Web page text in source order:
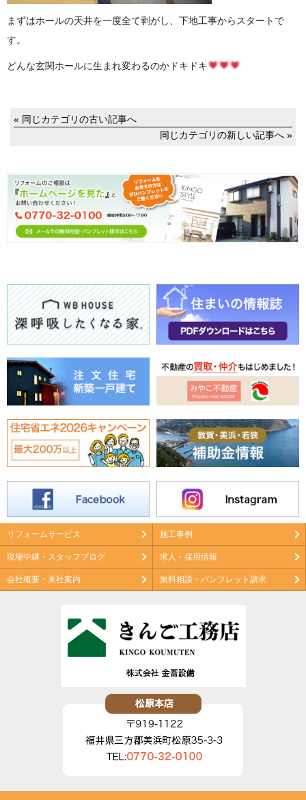
まずはホールの天井を一度全て剥がし、下地工事からスタートで
す。
どんな玄関ホールに生まれ変わるのかドキドキ
« 同じカテゴリの古い記事へ
同じカテゴリの新しい記事へ »
リフォームサービス 施工事例
現場中継・スタッフブログ 求人・採用情報
会社概要・来社案内 無料相談・パンフレット請求